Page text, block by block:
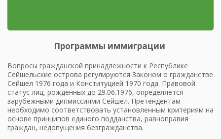
признают бипатризм только в
являясь изначально гражданином
впоследствии приобрело
гражданство иного государства по
причинам экономической
целесообразности (к примеру, для
осуществления трудовой
деятельности за рубежом) либо
помимо собственной воли в
результате вступления в брачный
Программы иммиграции
Вопросы гражданской принадлежности к Республике
Сейшельские острова регулируются Законом о гражданстве
Сейшел 1976 года и Конституцией 1970 года. Правовой
статус лиц, рожденных до 29.06.1976, определяется
зарубежными дипмиссиями Сейшел. Претендентам
необходимо соответствовать установленным критериям на
основе принципов единого подданства, равноправия
граждан, недопущения безгражданства.